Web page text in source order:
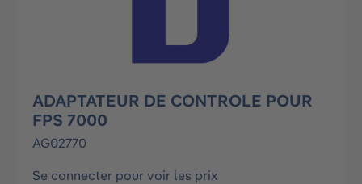
ADAPTATEUR DE CONTROLE POUR
FPS 7000
AG02770
Se connecter pour voir les prix